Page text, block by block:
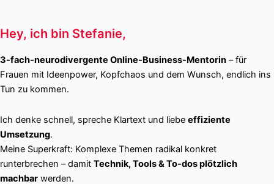
Hey, ich bin Stefanie,
3-fach-neurodivergente Online-Business-Mentorin – für
Frauen mit Ideenpower, Kopfchaos und dem Wunsch, endlich ins
Tun zu kommen.
Ich denke schnell, spreche Klartext und liebe effiziente
Umsetzung.
Meine Superkraft: Komplexe Themen radikal konkret
runterbrechen – damit Technik, Tools & To-dos plötzlich
machbar werden.